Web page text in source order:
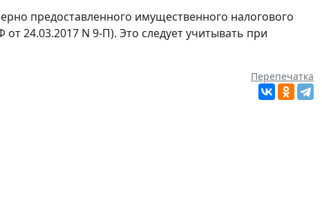
предоставленного имущественного налогового
24.03.2017 N 9-П). Это следует учитывать при
Перепечатка